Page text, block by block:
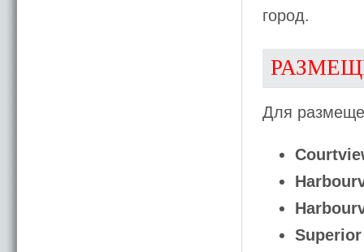
город.
Для